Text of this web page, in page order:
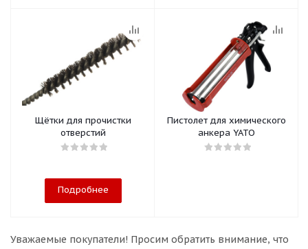
Щётки для прочистки
отверстий
Подробнее
Пистолет для химического
анкера YATO
Уважаемые покупатели! Просим обратить внимание, что